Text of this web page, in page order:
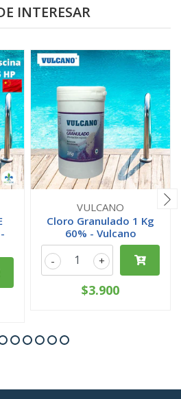
INTERESAR
VULCANO
Cloro Granulado 1 Kg
60% - Vulcano
+
-
$3.900